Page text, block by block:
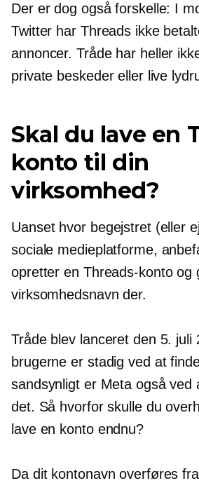
Der er dog også forskelle: I
Twitter har Threads ikke
annoncer. Tråde har heller
private beskeder eller live
Skal du lave en
konto til din
virksomhed?
Uanset hvor begejstret (eller
sociale medieplatforme,
opretter en Threads-konto og
virksomhedsnavn der.
Tråde blev lanceret den 5. juli
brugerne er stadig ved at
sandsynligt er Meta også ved
det. Så hvorfor skulle du
lave en konto endnu?
Da dit kontonavn overføres